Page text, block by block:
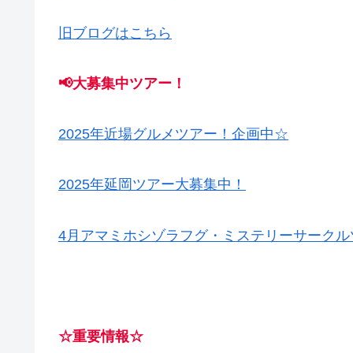
旧ブログはこちら
📢大募集中ツアー！
2025年近場グルメツアー！企画中☆
2025年延岡ツアー大募集中！
4月アマミホシゾラフグ・ミステリーサークル
☆重要情報☆